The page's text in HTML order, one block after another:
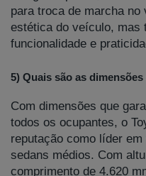
para troca de marcha no
estética do veículo, mas
funcionalidade e
5) Quais são as
Com dimensões que
todos os ocupantes, o
reputação como líder
sedans médios. Com
comprimento de 4.620